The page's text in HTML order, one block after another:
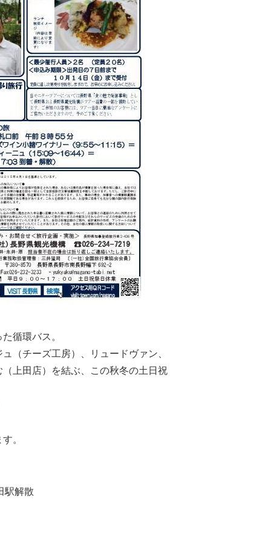
循環バス。
（チーズ工房）、リュードヴァン、
上田店）を結ぶ、この秋冬の土日祝
。
駅解散